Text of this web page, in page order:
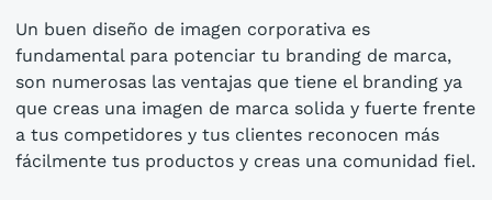
Un buen diseño de imagen corporativa es
fundamental para potenciar tu branding de marca,
son numerosas las ventajas que tiene el branding ya
que creas una imagen de marca solida y fuerte frente
a tus competidores y tus clientes reconocen más
fácilmente tus productos y creas una comunidad fiel.